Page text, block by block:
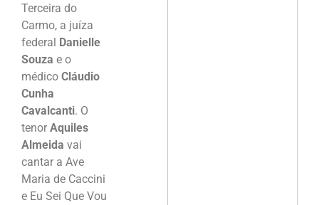
Terceira do
Carmo, a juíza
federal Danielle
Souza e o
médico Cláudio
Cunha
Cavalcanti. O
tenor Aquiles
Almeida vai
cantar a Ave
Maria de Caccini
e Eu Sei Que Vou